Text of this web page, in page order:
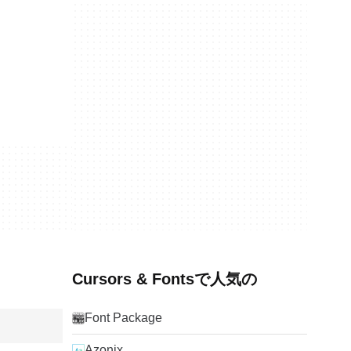
Cursors & Fontsで人気の
Font Package